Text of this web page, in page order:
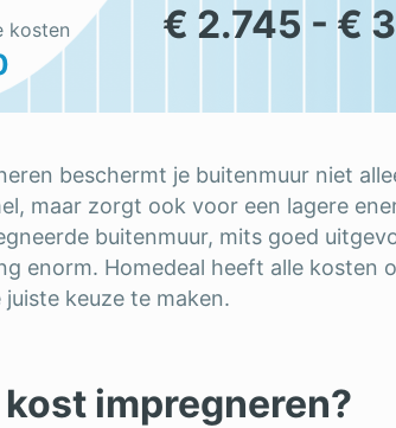
kosten € 2.745 - €
beschermt je buitenmuur niet
maar zorgt ook voor een lagere
buitenmuur, mits goed
enorm. Homedeal heeft alle kosten
juiste keuze te maken.
impregneren?